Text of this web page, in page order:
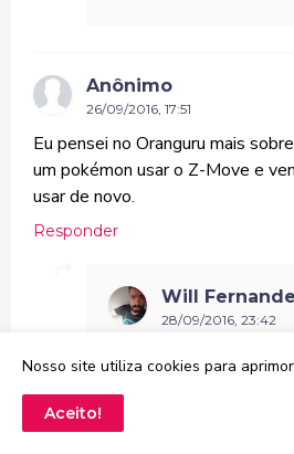
Anônimo
26/09/2016, 17:51
Eu pensei no Oranguru mais
um pokémon usar o Z-Move e
usar de novo.
Responder
Will
28/09/2016, 23:42
Aí vai depender muito
moves funcionam de
difícil imaginar Instruct
Nosso site utiliza cookies para
Aceito!